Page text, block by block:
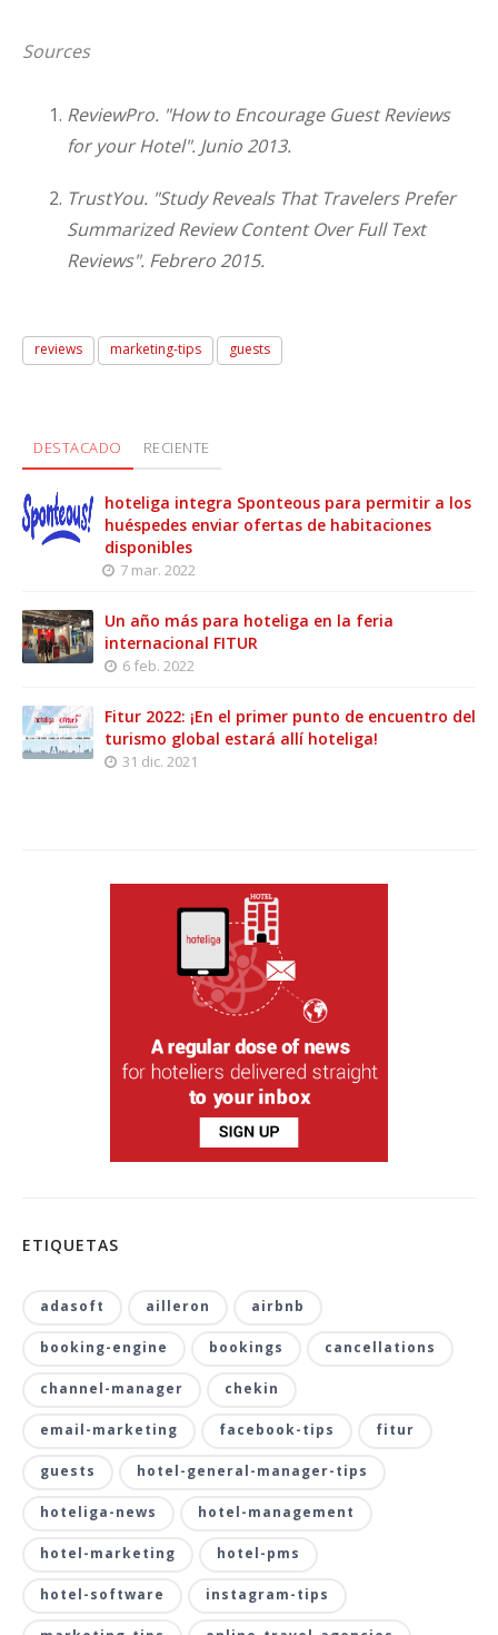
Sources
ReviewPro. "How to Encourage Guest Reviews
for your Hotel". Junio 2013.
TrustYou. "Study Reveals That Travelers Prefer
Summarized Review Content Over Full Text
Reviews". Febrero 2015.
reviews marketing-tips guests
DESTACADO RECIENTE
hoteliga integra Sponteous para permitir a los
huéspedes enviar ofertas de habitaciones
disponibles
7 mar. 2022
Un año más para hoteliga en la feria
internacional FITUR
6 feb. 2022
Fitur 2022: ¡En el primer punto de encuentro del
turismo global estará allí hoteliga!
31 dic. 2021
ETIQUETAS
adasoft ailleron airbnb
booking-engine bookings cancellations
channel-manager chekin
email-marketing facebook-tips fitur
guests hotel-general-manager-tips
hoteliga-news hotel-management
hotel-marketing hotel-pms
hotel-software instagram-tips